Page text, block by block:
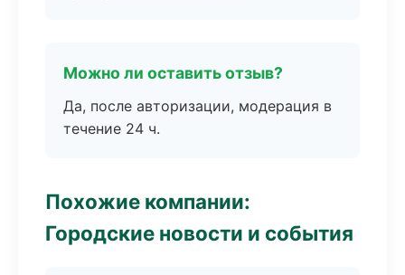
Можно ли оставить отзыв?
Да, после авторизации, модерация в
течение 24 ч.
Похожие компании:
Городские новости и события